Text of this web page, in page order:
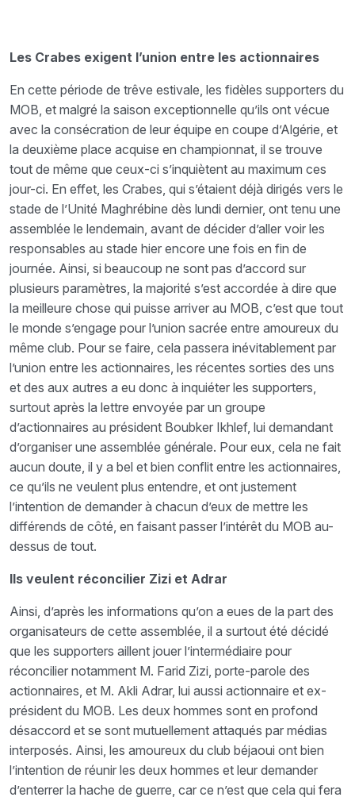
Les Crabes exigent l’union entre les actionnaires
En cette période de trêve estivale, les fidèles supporters du
MOB, et malgré la saison exceptionnelle qu’ils ont vécue
avec la consécration de leur équipe en coupe d’Algérie, et
la deuxième place acquise en championnat, il se trouve
tout de même que ceux-ci s’inquiètent au maximum ces
jour-ci. En effet, les Crabes, qui s’étaient déjà dirigés vers le
stade de l’Unité Maghrébine dès lundi dernier, ont tenu une
assemblée le lendemain, avant de décider d’aller voir les
responsables au stade hier encore une fois en fin de
journée. Ainsi, si beaucoup ne sont pas d’accord sur
plusieurs paramètres, la majorité s’est accordée à dire que
la meilleure chose qui puisse arriver au MOB, c’est que tout
le monde s’engage pour l’union sacrée entre amoureux du
même club. Pour se faire, cela passera inévitablement par
l’union entre les actionnaires, les récentes sorties des uns
et des aux autres a eu donc à inquiéter les supporters,
surtout après la lettre envoyée par un groupe
d’actionnaires au président Boubker Ikhlef, lui demandant
d’organiser une assemblée générale. Pour eux, cela ne fait
aucun doute, il y a bel et bien conflit entre les actionnaires,
ce qu’ils ne veulent plus entendre, et ont justement
l’intention de demander à chacun d’eux de mettre les
différends de côté, en faisant passer l’intérêt du MOB au-
dessus de tout.
Ils veulent réconcilier Zizi et Adrar
Ainsi, d’après les informations qu’on a eues de la part des
organisateurs de cette assemblée, il a surtout été décidé
que les supporters aillent jouer l’intermédiaire pour
réconcilier notamment M. Farid Zizi, porte-parole des
actionnaires, et M. Akli Adrar, lui aussi actionnaire et ex-
président du MOB. Les deux hommes sont en profond
désaccord et se sont mutuellement attaqués par médias
interposés. Ainsi, les amoureux du club béjaoui ont bien
l’intention de réunir les deux hommes et leur demander
d’enterrer la hache de guerre, car ce n’est que cela qui fera